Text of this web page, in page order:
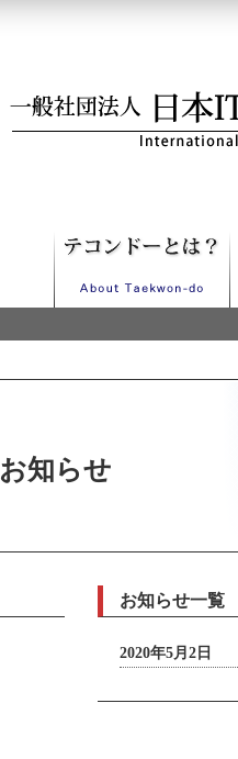
お知らせ
お知らせ一覧
2020年5月2日